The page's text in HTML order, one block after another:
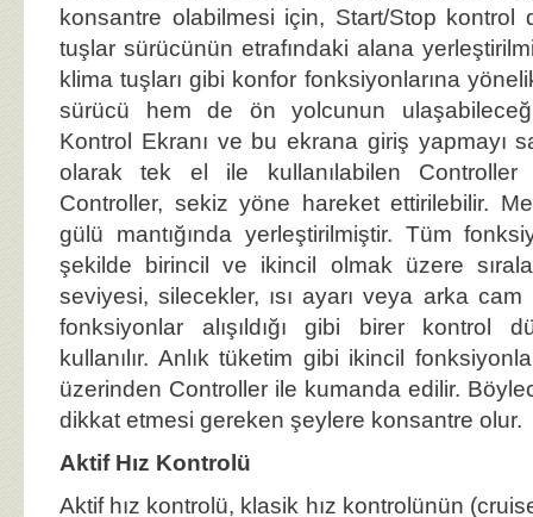
konsantre olabilmesi için, Start/Stop kontrol
tuşlar sürücünün etrafındaki alana
klima tuşları gibi konfor fonksiyonlarına
sürücü hem de ön yolcunun
Kontrol Ekranı ve bu ekrana giriş yapmayı
olarak tek el ile kullanılabilen
Controller, sekiz yöne hareket ettirilebilir.
gülü mantığında yerleştirilmiştir. Tüm
şekilde birincil ve ikincil olmak üzere
seviyesi, silecekler, ısı ayarı veya arka cam
fonksiyonlar alışıldığı gibi birer kontrol
kullanılır. Anlık tüketim gibi ikincil
üzerinden Controller ile kumanda edilir.
dikkat etmesi gereken şeylere konsantre olur.
Aktif Hız Kontrolü
Aktif hız kontrolü, klasik hız kontrolünün